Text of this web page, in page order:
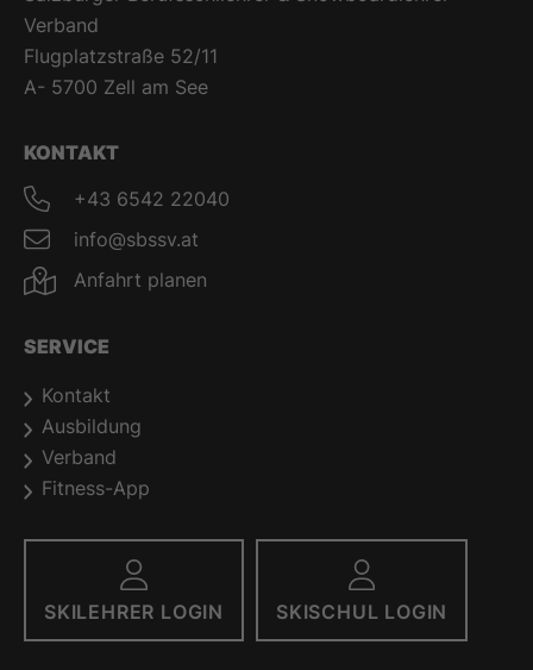
Verband
Flugplatzstraße 52/11
A- 5700 Zell am See
KONTAKT
+43 6542 22040
info@sbssv.at
Anfahrt planen
SERVICE
Kontakt
Ausbildung
Verband
Fitness-App
SKILEHRER LOGIN SKISCHUL LOGIN